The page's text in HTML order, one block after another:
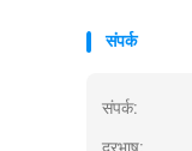
संपर्क
संपर्क: